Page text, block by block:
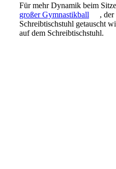
Für mehr Dynamik beim
großer Gymnastikball
,
Schreibtischstuhl getauscht
auf dem Schreibtischstuhl.